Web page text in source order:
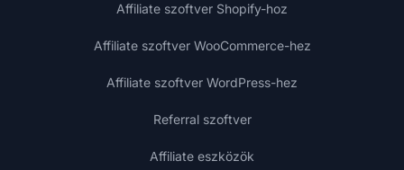
Affiliate szoftver Shopify-hoz
Affiliate szoftver WooCommerce-hez
Affiliate szoftver WordPress-hez
Referral szoftver
Affiliate eszközök